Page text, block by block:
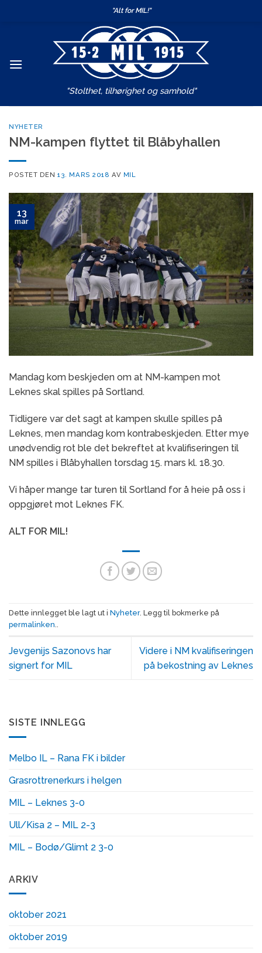
"Alt for MIL!"
"Stolthet, tilhørighet og samhold"
NYHETER
NM-kampen flyttet til Blåbyhallen
POSTET DEN13. MARS 2018 AV MIL
13
mar
Mandag kom beskjeden om at NM-kampen mot
Leknes skal spilles på Sortland.
Tidligere var det sagt at kampen skulle spilles på
Leknes, men mandag kom kontrabeskjeden. Etter mye
unødvendig rot ble det bekreftet at kvalifiseringen til
NM spilles i Blåbyhallen torsdag 15. mars kl. 18.30.
Vi håper mange tar turen til Sortland for å heie på oss i
oppgjøret mot Leknes FK.
ALT FOR MIL!
Dette innlegget ble lagt ut i Nyheter. Legg til bokmerke på
permalinken
Jevgenijs Sazonovs har
signert for MIL
Videre i NM kvalifiseringen
på bekostning av Leknes
SISTE INNLEGG
Melbo IL – Rana FK i bilder
Grasrottrenerkurs i helgen
MIL – Leknes 3-0
Ull/Kisa 2 – MIL 2-3
MIL – Bodø/Glimt 2 3-0
ARKIV
oktober 2021
oktober 2019